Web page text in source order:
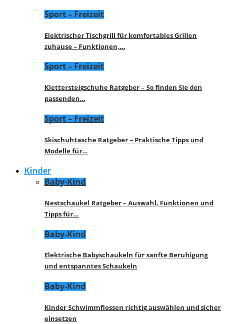
Sport – Freizeit
Elektrischer Tischgrill für komfortables Grillen
zuhause – Funktionen,…
Sport – Freizeit
Klettersteigschuhe Ratgeber – So finden Sie den
passenden…
Sport – Freizeit
Skischuhtasche Ratgeber – Praktische Tipps und
Modelle für…
Kinder
Baby-Kind
Nestschaukel Ratgeber – Auswahl, Funktionen und
Tipps für…
Baby-Kind
Elektrische Babyschaukeln für sanfte Beruhigung
und entspanntes Schaukeln
Baby-Kind
Kinder Schwimmflossen richtig auswählen und sicher
einsetzen